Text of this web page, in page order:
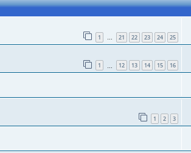
1 … 21 22 23 24 25
1 12 13 14 15 16
1 2 3